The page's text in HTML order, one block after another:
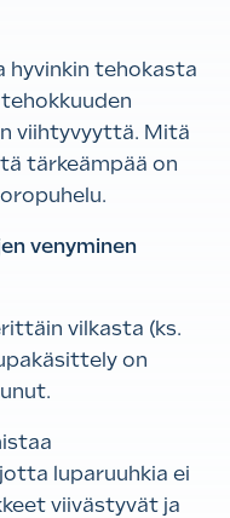
tehokasta
viihtyvyyttä. Mitä
tärkeämpää on
venyminen
vilkasta (ks.
on
luparuuhkia ei
viivästyvät ja